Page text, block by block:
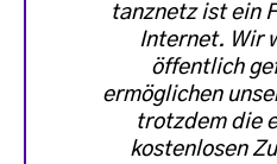
tanznetz ist ein
Internet. Wir
öffentlich
ermöglichen
trotzdem die
kostenlosen